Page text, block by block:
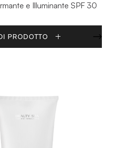
e Illuminante SPF 30
PRODOTTO